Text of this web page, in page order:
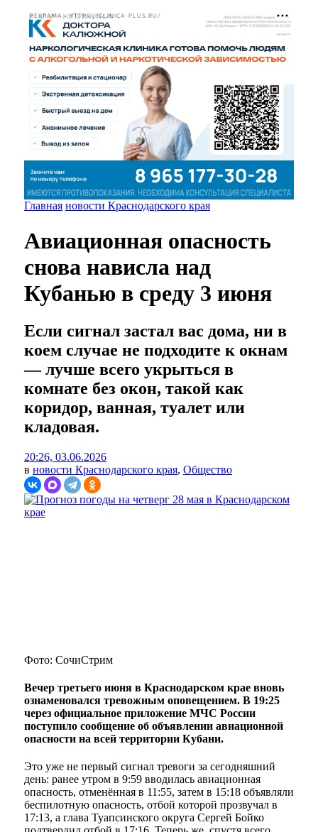
РЕКЛАМА • HTTPS://CLINICA-PLUS.RU/
Главная новости Краснодарского края
Авиационная опасность
снова нависла над
Кубанью в среду 3 июня
Если сигнал застал вас дома, ни в
коем случае не подходите к окнам
— лучше всего укрыться в
комнате без окон, такой как
коридор, ванная, туалет или
кладовая.
20:26, 03.06.2026
в новости Краснодарского края, Общество
Фото: СочиСтрим
Вечер третьего июня в Краснодарском крае вновь
ознаменовался тревожным оповещением. В 19:25
через официальное приложение МЧС России
поступило сообщение об объявлении авиационной
опасности на всей территории Кубани.
Это уже не первый сигнал тревоги за сегодняшний
день: ранее утром в 9:59 вводилась авиационная
опасность, отменённая в 11:55, затем в 15:18 объявляли
беспилотную опасность, отбой которой прозвучал в
17:13, а глава Туапсинского округа Сергей Бойко